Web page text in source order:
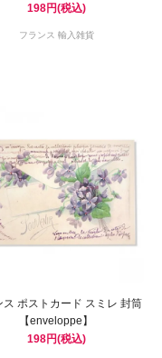
198円(税込)
フランス 輸入雑貨
ス ポストカード スミレ 封筒
【enveloppe】
198円(税込)